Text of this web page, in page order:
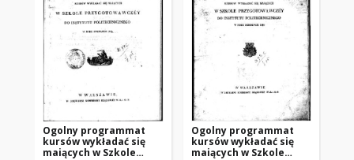
Ogolny programmat
kursów wykładać się
maiących w Szkole
Ogolny programmat
kursów wykładać się
maiących w Szkole